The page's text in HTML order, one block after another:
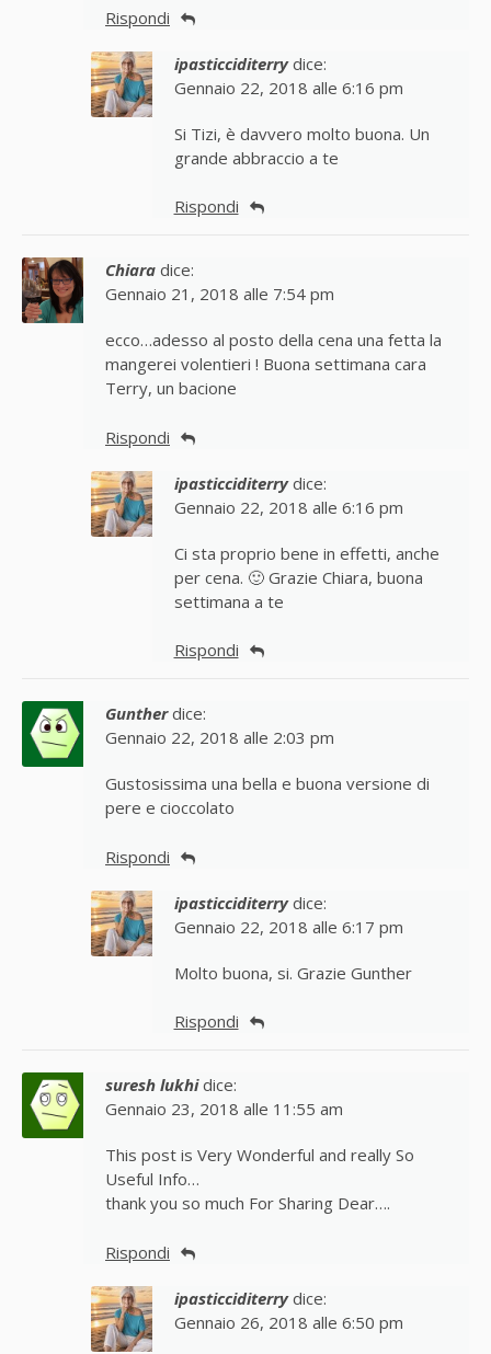
Rispondi
ipasticciditerry dice:
Gennaio 22, 2018 alle 6:16 pm
Si Tizi, è davvero molto buona. Un
grande abbraccio a te
Rispondi
Chiara dice:
Gennaio 21, 2018 alle 7:54 pm
ecco…adesso al posto della cena una fetta la
mangerei volentieri ! Buona settimana cara
Terry, un bacione
Rispondi
ipasticciditerry dice:
Gennaio 22, 2018 alle 6:16 pm
Ci sta proprio bene in effetti, anche
per cena. 🙂 Grazie Chiara, buona
settimana a te
Rispondi
Gunther dice:
Gennaio 22, 2018 alle 2:03 pm
Gustosissima una bella e buona versione di
pere e cioccolato
Rispondi
ipasticciditerry dice:
Gennaio 22, 2018 alle 6:17 pm
Molto buona, si. Grazie Gunther
Rispondi
suresh lukhi dice:
Gennaio 23, 2018 alle 11:55 am
This post is Very Wonderful and really So
Useful Info…
thank you so much For Sharing Dear….
Rispondi
ipasticciditerry dice:
Gennaio 26, 2018 alle 6:50 pm